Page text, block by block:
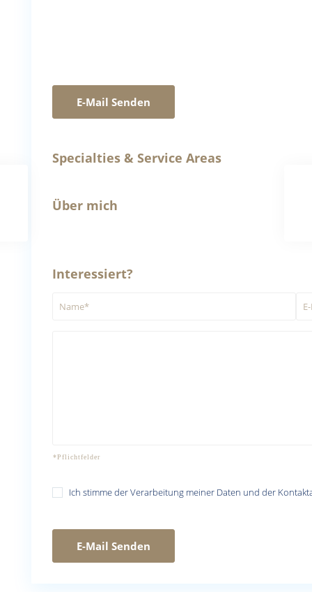
E-Mail Senden
Specialties & Service Areas
Über mich
Interessiert?
Ich stimme der Verarbeitung meiner Daten und der